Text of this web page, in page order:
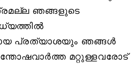
ഞങ്ങളുടെ
പ്രത്യാശയും ഞങ്ങൾ
മറ്റുള്ളവരോട്